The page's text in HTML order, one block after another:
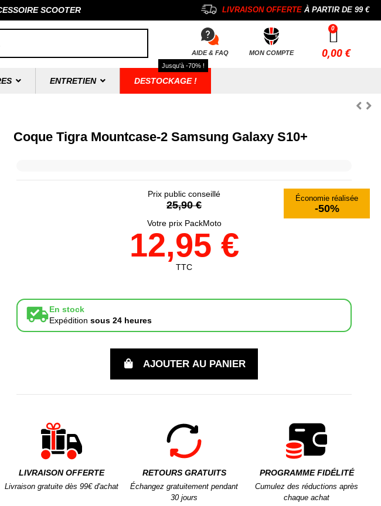
SCOOTER LIVRAISON OFFERTEÀ PARTIR DE 99 €
AIDE & FAQ MON COMPTE 0,00 €
ENTRETIEN DESTOCKAGE !
Jusqu'à -70% !
Coque Tigra Mountcase-2 Samsung Galaxy S10+
Prix public conseillé
25,90 €
Économie réalisée
-50%
Votre prix PackMoto
12,95 €
TTC
En stock
Expédition sous 24 heures
AJOUTER AU PANIER
LIVRAISON OFFERTE
Livraison gratuite dès 99€ d'achat
RETOURS GRATUITS
Échangez gratuitement pendant
30 jours
PROGRAMME FIDÉLITÉ
Cumulez des réductions après
chaque achat